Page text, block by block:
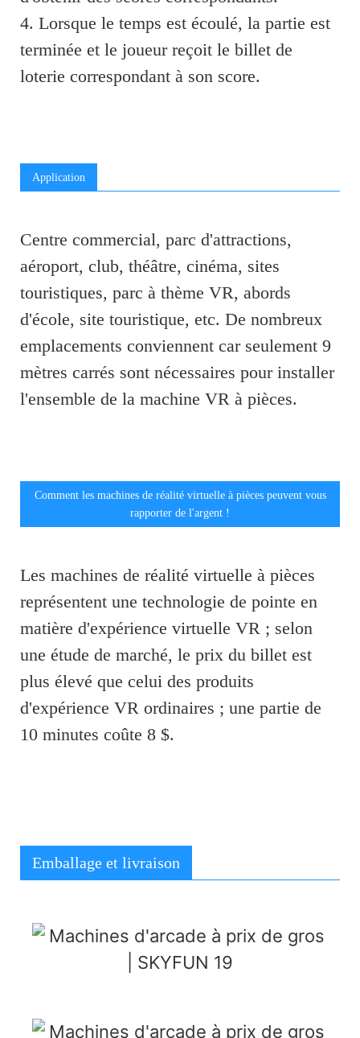
4. Lorsque le temps est écoulé, la partie est
terminée et le joueur reçoit le billet de
loterie correspondant à son score.
Application
Centre commercial, parc d'attractions,
aéroport, club, théâtre, cinéma, sites
touristiques, parc à thème VR, abords
d'école, site touristique, etc. De nombreux
emplacements conviennent car seulement 9
mètres carrés sont nécessaires pour installer
l'ensemble de la machine VR à pièces.
Comment les machines de réalité virtuelle à pièces peuvent vous
rapporter de l'argent !
Les machines de réalité virtuelle à pièces
représentent une technologie de pointe en
matière d'expérience virtuelle VR ; selon
une étude de marché, le prix du billet est
plus élevé que celui des produits
d'expérience VR ordinaires ; une partie de
10 minutes coûte 8 $.
Emballage et livraison